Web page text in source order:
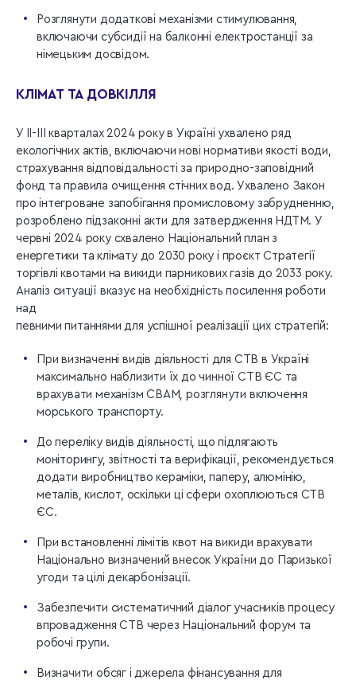
Розглянути додаткові механізми стимулювання,
включаючи субсидії на балконні електростанції за
німецьким досвідом.
КЛІМАТ ТА ДОВКІЛЛЯ
У II-III кварталах 2024 року в Україні ухвалено ряд
екологічних актів, включаючи нові нормативи якості води,
страхування відповідальності за природно-заповідний
фонд та правила очищення стічних вод. Ухвалено Закон
про інтегроване запобігання промисловому забрудненню,
розроблено підзаконні акти для затвердження НДТМ. У
червні 2024 року схвалено Національний план з
енергетики та клімату до 2030 року і проєкт Стратегії
торгівлі квотами на викиди парникових газів до 2033 року.
Аналіз ситуації вказує на необхідність посилення роботи
над
певними питаннями для успішної реалізації цих стратегій:
При визначенні видів діяльності для СТВ в Україні
максимально наблизити їх до чинної СТВ ЄС та
врахувати механізм CBAM, розглянути включення
морського транспорту.
До переліку видів діяльності, що підлягають
моніторингу, звітності та верифікації, рекомендується
додати виробництво кераміки, паперу, алюмінію,
металів, кислот, оскільки ці сфери охоплюються СТВ
ЄС.
При встановленні лімітів квот на викиди врахувати
Національно визначений внесок України до Паризької
угоди та цілі декарбонізації.
Забезпечити систематичний діалог учасників процесу
впровадження СТВ через Національний форум та
робочі групи.
Визначити обсяг і джерела фінансування для